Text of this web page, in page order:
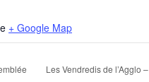
+ Google Map
Les Vendredis de l’Agglo